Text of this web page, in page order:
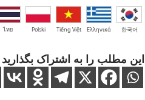
한국어
Ελληνικά
Tiếng Việt
Polski
ไทย
این مطلب را به اشتراک بگذارید